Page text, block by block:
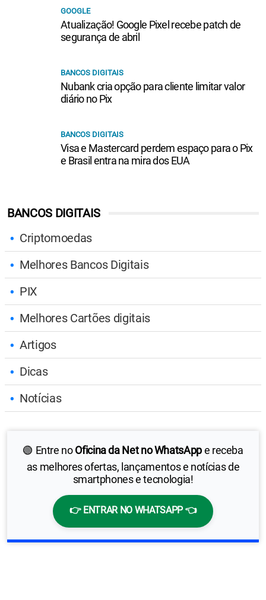
BANCOS DIGITAIS
Criptomoedas
Melhores Bancos Digitais
PIX
Melhores Cartões digitais
Artigos
Dicas
Notícias
🟢 Entre noOficina da Net no WhatsAppe receba
as melhores ofertas, lançamentos e notícias de
smartphones e tecnologia!
👉 ENTRAR NO WHATSAPP 👈
GOOGLE
Atualização! Google Pixel recebe patch de
segurança de abril
BANCOS DIGITAIS
Nubank cria opção para cliente limitar valor
diário no Pix
BANCOS DIGITAIS
Visa e Mastercard perdem espaço para o Pix
e Brasil entra na mira dos EUA